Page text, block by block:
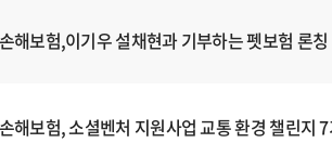
해보험,이기우 설채현과 기부하는 펫보험 론칭
해보험, 소셜벤처 지원사업 교통 환경 챌린지